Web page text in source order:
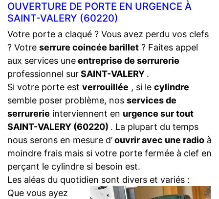
OUVERTURE DE PORTE EN URGENCE À
SAINT-VALERY (60220)
Votre porte a claqué ? Vous avez perdu vos clefs
? Votre serrure coincée barillet ? Faites appel
aux services uneentreprise de serrurerie
professionnel surSAINT-VALERY .
Si votre porte est verrouillée , si le cylindre
semble poser problème, nos services de
serrurerie interviennent en urgence sur tout
SAINT-VALERY (60220) . La plupart du temps
nous serons en mesure d’ouvrir avec une radio à
moindre frais mais si votre porte fermée à clef en
perçant le cylindre si besoin est.
Les aléas du quotidien sont divers et variés :
Que vous ayez